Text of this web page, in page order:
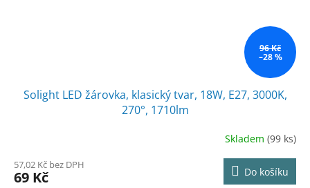
96 Kč
–28 %
Solight LED žárovka, klasický tvar, 18W, E27, 3000K,
270°, 1710lm
Skladem (99 ks)
57,02 Kč bez DPH
69 Kč Do košíku